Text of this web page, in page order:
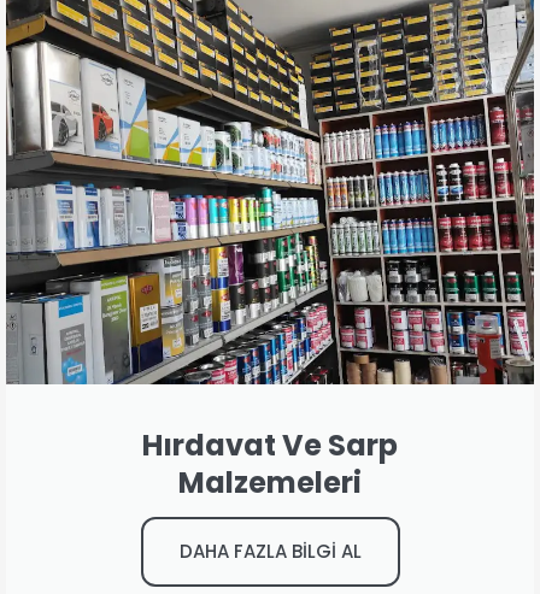
Hırdavat Ve Sarp
Malzemeleri
DAHA FAZLA BİLGİ AL